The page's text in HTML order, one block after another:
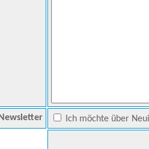
Newsletter Ich möchte über